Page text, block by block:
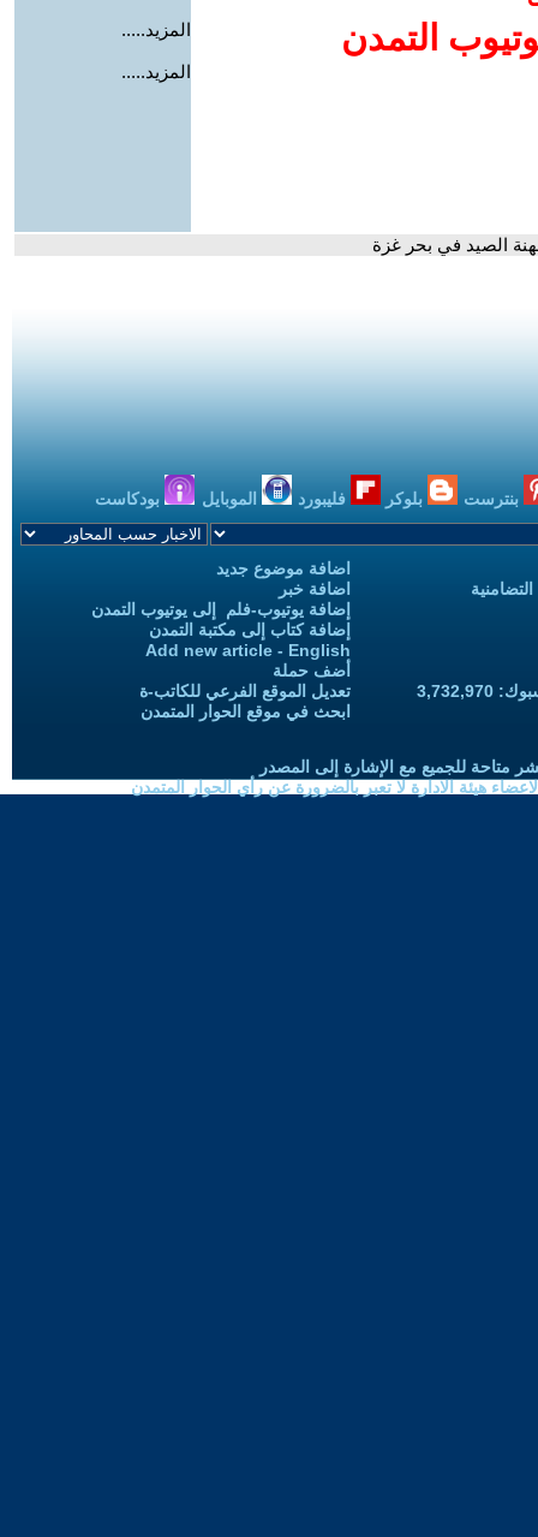
التمدن
المزيد.....
المزيد.....
الصيد في بحر غزة
بنترست بلوكر فليبورد الموبايل بودكاست
اضافة موضوع جديد
اضافة خبر
إضافة يوتيوب-فلم إلى يوتيوب التمدن
إضافة كتاب إلى مكتبة التمدن
Add new article - English
أضف حملة
تعديل الموقع الفرعي للكاتب-ة
ابحث في موقع الحوار المتمدن
متاحة للجميع مع الإشارة إلى المصدر
هيئة الادارة لا تعبر بالضرورة عن رأي الحوار المتمدن